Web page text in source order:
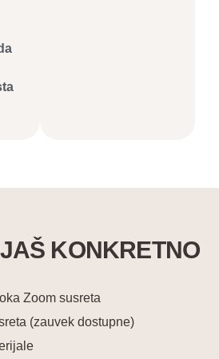
KONKRETNO
Zoom susreta
(zauvek dostupne)